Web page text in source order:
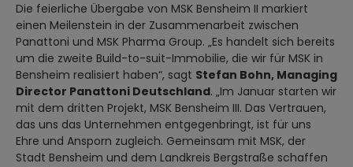
Die feierliche Übergabe von MSK Bensheim II markiert
einen Meilenstein in der Zusammenarbeit zwischen
Panattoni und MSK Pharma Group. „Es handelt sich bereits
um die zweite Build-to-suit-Immobilie, die wir für MSK in
Bensheim realisiert haben“, sagt Stefan Bohn, Managing
Director Panattoni Deutschland. „Im Januar starten wir
mit dem dritten Projekt, MSK Bensheim III. Das Vertrauen,
das uns das Unternehmen entgegenbringt, ist für uns
Ehre und Ansporn zugleich. Gemeinsam mit MSK, der
Stadt Bensheim und dem Landkreis Bergstraße schaffen